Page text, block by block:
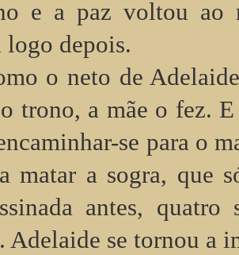
e a paz voltou ao
logo depois.
o neto de
trono, a mãe o fez.
se para o
matar a sogra, que
antes, quatro
Adelaide se tornou a